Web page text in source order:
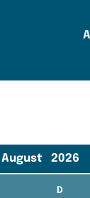
August 2026
D